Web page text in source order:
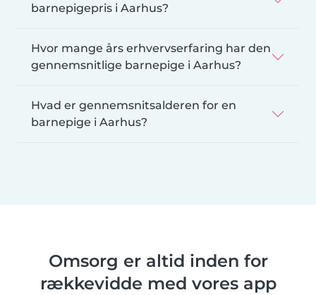
barnepigepris i Aarhus?
Hvor mange års erhvervserfaring har den
gennemsnitlige barnepige i Aarhus?
Hvad er gennemsnitsalderen for en
barnepige i Aarhus?
Omsorg er altid inden for
rækkevidde med vores app